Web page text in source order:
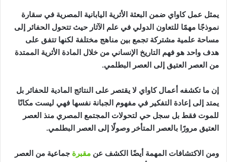
يمثل عمل كاواي ضمن البعثة الأثرية اليابانية المصرية في سقارة
نموذجًا مهمًا للتعاون الدولي في علم الآثار حيث تتحول الحفائر إلى
مساحة علمية مشتركة تجمع بين مناهج مختلفة لكنها تتفق على
هدف واحد هو فهم التاريخ الإنساني من خلال المادة الأثرية الممتدة
من العصر العتيق إلى العصر البطلمي.
إن ما تكشفه أعمال كاواي لا يقتصر على النتائج المادية للحفائر بل
يمتد إلى إعادة التفكير في مفهوم الجبانة نفسها فهي ليست مكانًا
للموت فقط بل سجل حي لتحولات المجتمع المصري منذ العصر
العتيق مرورًا بالعصر المتأخر وصولًا إلى العصر البطلمي.
ومن الاكتشافات المهمة أيضًا الكشف عن مقبرة جماعية من العصر